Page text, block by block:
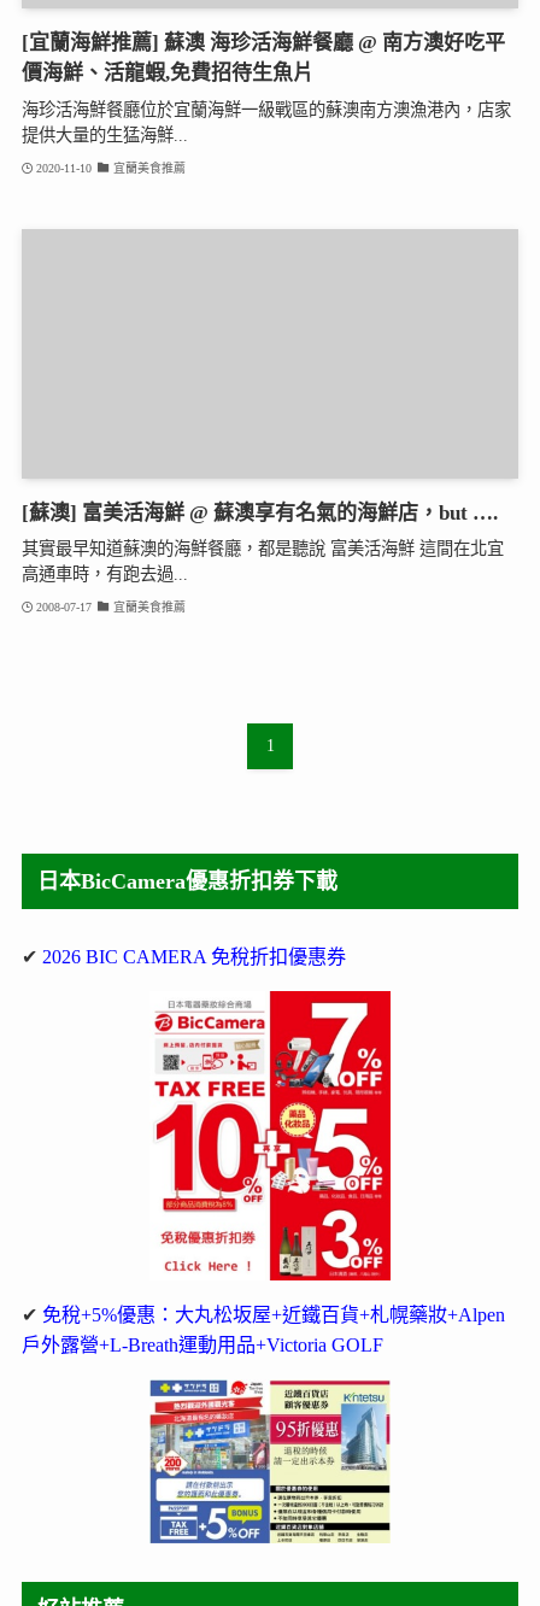
[宜蘭海鮮推薦] 蘇澳 海珍活海鮮餐廳 @ 南方澳好吃平
價海鮮、活龍蝦,免費招待生魚片
海珍活海鮮餐廳位於宜蘭海鮮一級戰區的蘇澳南方澳漁港內，店家
提供大量的生猛海鮮...
2020-11-10 宜蘭美食推薦
[蘇澳] 富美活海鮮 @ 蘇澳享有名氣的海鮮店，but ….
其實最早知道蘇澳的海鮮餐廳，都是聽說 富美活海鮮 這間在北宜
高通車時，有跑去過...
2008-07-17 宜蘭美食推薦
1
日本BicCamera優惠折扣券下載
✔ 2026 BIC CAMERA 免稅折扣優惠券
✔ 免稅+5%優惠：大丸松坂屋+近鐵百貨+札幌藥妝+Alpen
戶外露營+L-Breath運動用品+Victoria GOLF